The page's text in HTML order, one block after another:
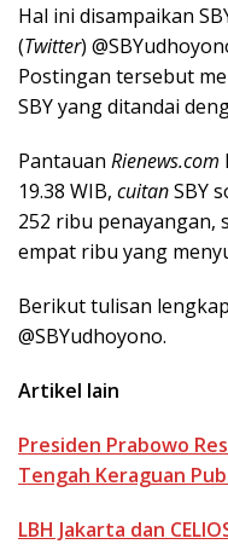
Hal ini disampaikan
(Twitter)
Postingan tersebut
SBY yang ditandai
Pantauan Rienews.com
19.38 WIB, cuitanSBY
252 ribu penayangan,
empat ribu yang
Berikut tulisan
@SBYudhoyono.
Artikel lain
Presiden Prabowo
Tengah Keraguan
LBH Jakarta dan